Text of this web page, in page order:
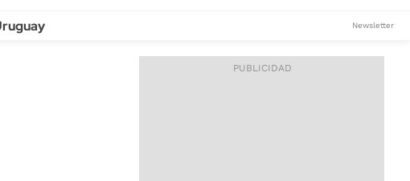
ACCESO FULL - $1.800/MES
Newsletter